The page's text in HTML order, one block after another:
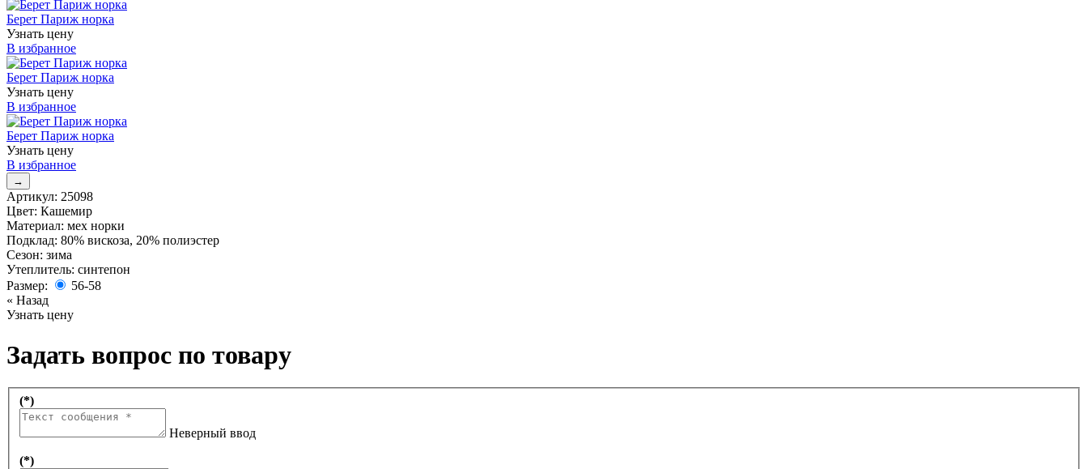
Берет Париж норка
Узнать цену
В избранное
Берет Париж норка
Узнать цену
В избранное
Берет Париж норка
Узнать цену
В избранное
→
Артикул: 25098
Цвет: Кашемир
Материал: мех норки
Подклад: 80% вискоза, 20% полиэстер
Сезон: зима
Утеплитель: синтепон
Размер:
56-58
« Назад
Узнать цену
Задать вопрос по товару
(*)
Неверный ввод
(*)